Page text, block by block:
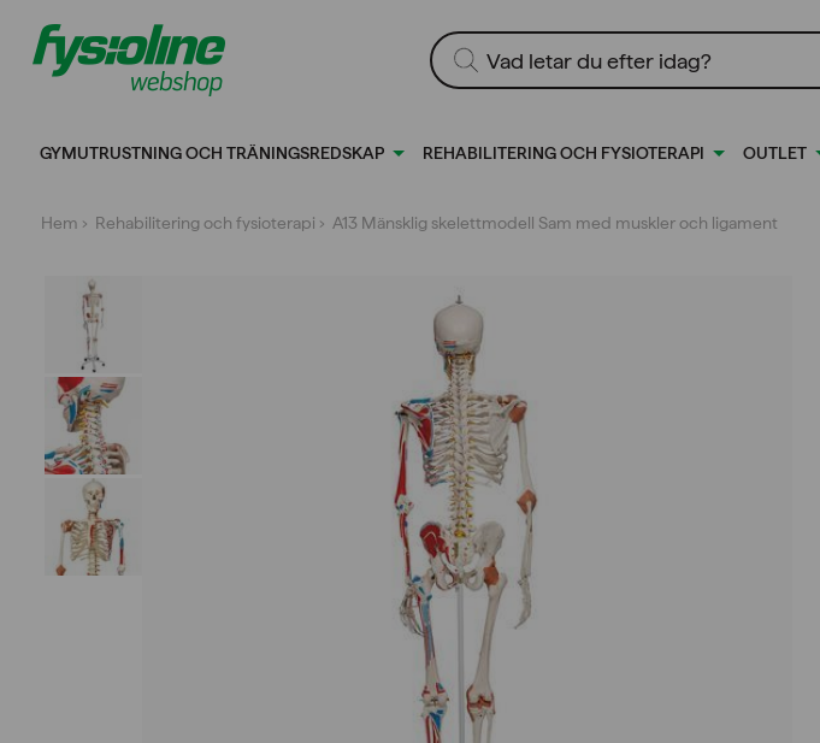
innehållet
Produktsökning
GYMUTRUSTNING OCH TRÄNINGSREDSKAP REHABILITERING OCH FYSIOTERAPI OUTLET
Hem › Rehabilitering och fysioterapi › A13 Mänsklig skelettmodell Sam med muskler och ligament